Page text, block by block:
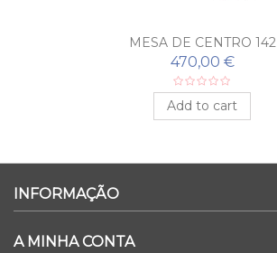
MESA DE CENTRO 142
470,00 €
Add to cart
INFORMAÇÃO
A MINHA CONTA